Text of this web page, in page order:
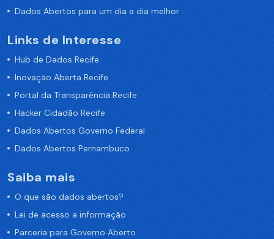
Dados Abertos para um dia a dia melhor
Links de Interesse
Hub de Dados Recife
Inovação Aberta Recife
Portal da Transparência Recife
Hacker Cidadão Recife
Dados Abertos Governo Federal
Dados Abertos Pernambuco
Saiba mais
O que são dados abertos?
Lei de acesso a informação
Parceria para Governo Aberto